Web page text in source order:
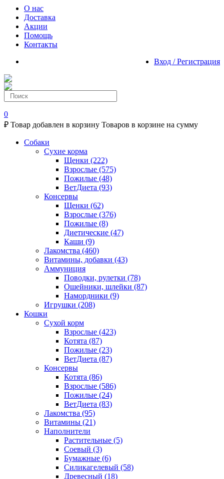
О нас
Доставка
Акции
Помощь
Контакты
Вход / Регистрация
0
₽ Товар добавлен в корзину Товаров в корзине на сумму
Собаки
Сухие корма
Щенки (222)
Взрослые (575)
Пожилые (48)
ВетДиета (93)
Консервы
Щенки (62)
Взрослые (376)
Пожилые (8)
Диетические (47)
Каши (9)
Лакомства (460)
Витамины, добавки (43)
Аммуниция
Поводки, рулетки (78)
Ошейники, шлейки (87)
Намордники (9)
Игрушки (208)
Кошки
Сухой корм
Взрослые (423)
Котята (87)
Пожилые (23)
ВетДиета (87)
Консервы
Котята (86)
Взрослые (586)
Пожилые (24)
ВетДиета (83)
Лакомства (95)
Витамины (21)
Наполнители
Растительные (5)
Соевый (3)
Бумажные (6)
Силикагелевый (58)
Древесный (18)